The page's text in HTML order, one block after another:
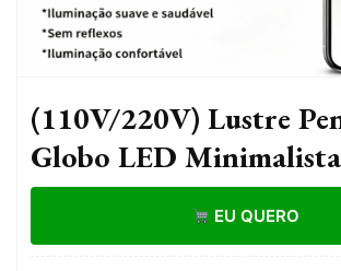
(110V/220V) Lustre
Globo LED
para Sala Jantar
Bares e Lojas -O16
EU QUERO